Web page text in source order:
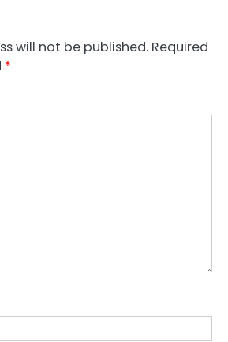
will not be published. Required
*